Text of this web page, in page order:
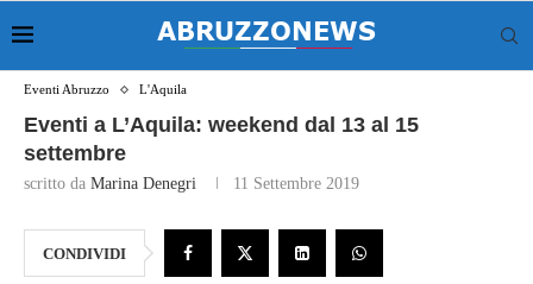
Eventi Abruzzo L'Aquila
Eventi a L’Aquila: weekend dal 13 al 15
settembre
scritto da Marina Denegri 11 Settembre 2019
CONDIVIDI